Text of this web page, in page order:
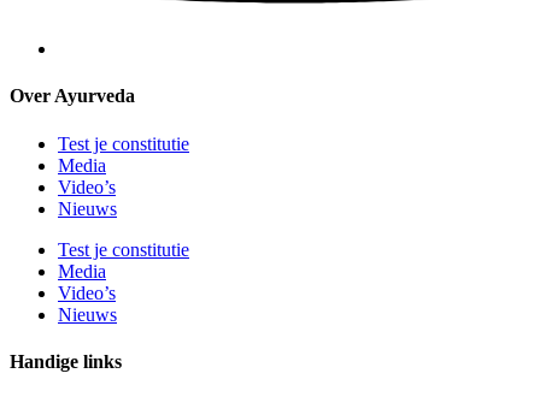
Over Ayurveda
Test je constitutie
Media
Video’s
Nieuws
Test je constitutie
Media
Video’s
Nieuws
Handige links